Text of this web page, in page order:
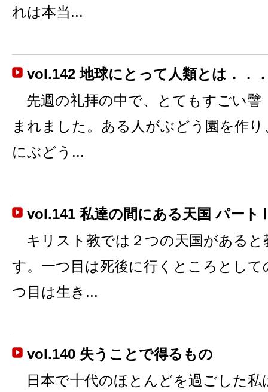
れは本当...
vol.142 地球にとって人類とは．．
先週の礼拝の中で、とてもすごい譬
まれました。ある人がぶどう園を作
にぶどう...
vol.141 私達の間にある天国 パー
キリスト教では２つの天国があると
す。一つ目は死後に行くところとして
つ目は生き...
vol.140 失うことで得るもの
日本で十代のほとんどを過ごした私